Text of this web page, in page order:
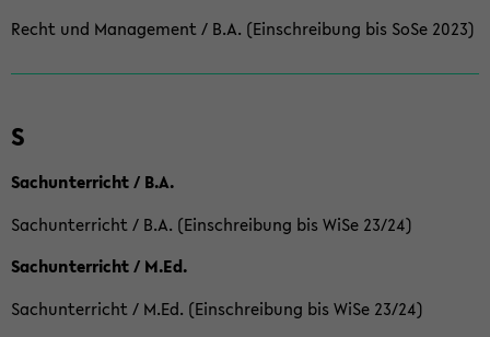
Recht und Management / B.A. (Einschreibung bis SoSe 2023)
S
Sachunterricht / B.A.
Sachunterricht / B.A. (Einschreibung bis WiSe 23/24)
Sachunterricht / M.Ed.
Sachunterricht / M.Ed. (Einschreibung bis WiSe 23/24)